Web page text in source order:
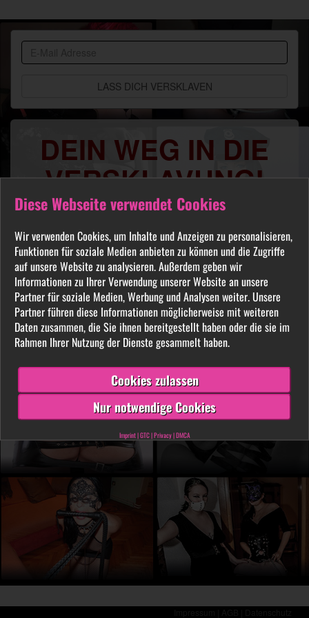
Diese Webseite verwendet Cookies
Wir verwenden Cookies, um Inhalte und Anzeigen zu personalisieren,
Funktionen für soziale Medien anbieten zu können und die Zugriffe
auf unsere Website zu analysieren. Außerdem geben wir
Informationen zu Ihrer Verwendung unserer Website an unsere
Partner für soziale Medien, Werbung und Analysen weiter. Unsere
Partner führen diese Informationen möglicherweise mit weiteren
Daten zusammen, die Sie ihnen bereitgestellt haben oder die sie im
Rahmen Ihrer Nutzung der Dienste gesammelt haben.
Cookies zulassen
Nur notwendige Cookies
Imprint|GTC|Privacy|DMCA
DEIN WEG IN DIE
VERSKLAVUNG!
Du sehnst Dich danach benutzt, manipuliert,
FETISCH ist in unserer Community willkommen
und auch Du wirst hier Deine Herrin finden, die
Dich Schritt für Schritt in das Sklavenleben deiner
Träume führt. Lebe deine dunkelsten Fantasien
LIVE vor der Cam aus. Finde unter tausenden
privaten SM- und Fetischvideos deine dominante
Lady und genieße die Leidenschaft, die Leiden
schafft!